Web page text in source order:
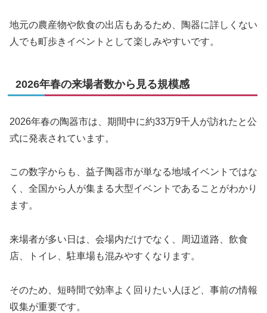
地元の農産物や飲食の出店もあるため、陶器に詳しくない
人でも町歩きイベントとして楽しみやすいです。
2026年春の来場者数から見る規模感
2026年春の陶器市は、期間中に約33万9千人が訪れたと公
式に発表されています。
この数字からも、益子陶器市が単なる地域イベントではな
く、全国から人が集まる大型イベントであることがわかり
ます。
来場者が多い日は、会場内だけでなく、周辺道路、飲食
店、トイレ、駐車場も混みやすくなります。
そのため、短時間で効率よく回りたい人ほど、事前の情報
収集が重要です。